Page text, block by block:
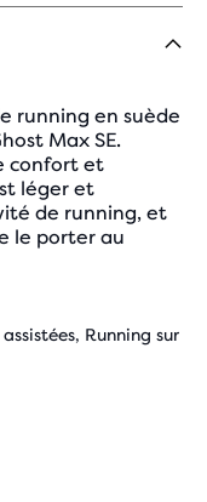
running en suède
Max SE.
confort et
léger et
de running, et
le porter au
Running sur